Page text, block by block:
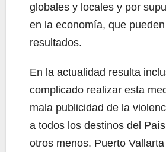
globales y locales y por
en la economía, que
resultados.
En la actualidad resulta
complicado realizar esta
mala publicidad de la
a todos los destinos del
otros menos. Puerto